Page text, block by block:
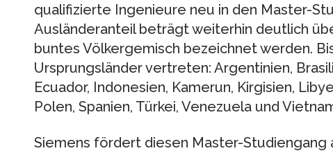
qualifizierte Ingenieure neu in den Master-
Ausländeranteil beträgt weiterhin deutlich
buntes Völkergemisch bezeichnet werden.
Ursprungsländer vertreten: Argentinien,
Ecuador, Indonesien, Kamerun, Kirgisien,
Polen, Spanien, Türkei, Venezuela und
Siemens fördert diesen Master-Studiengang